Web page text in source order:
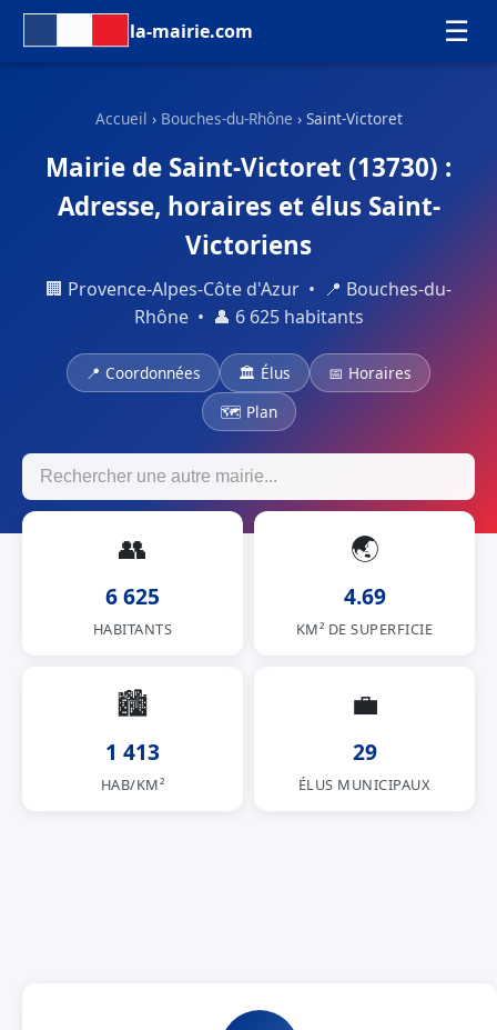
la-mairie.com ☰
Accueil › Bouches-du-Rhône › Saint-Victoret
Mairie de Saint-Victoret (13730) :
Adresse, horaires et élus Saint-
Victoriens
🏢 Provence-Alpes-Côte d'Azur • 📍 Bouches-du-
Rhône • 👤 6 625 habitants
📍 Coordonnées 🏛 Élus
📅 Horaires
🗺 Plan
👥
6 625
HABITANTS
🌏
4.69
KM² DE SUPERFICIE
🏙
1 413
HAB/KM²
💼
29
ÉLUS MUNICIPAUX